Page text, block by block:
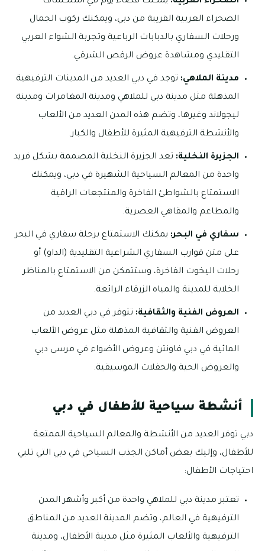
الصحراء العربية القريبة من دبي، ويمكنك ركوب الجمال
ورحلات السفاري بالدبابات الرباعية وتجربة الشواء العربي
التقليدي ومشاهدة عروض الرقص الشرقي.
مدينة الملاهي: توجد في دبي العديد من المدينات الترفيهية
المذهلة مثل مدينة دبي للملاهي ومدينة المغامرات ومدينة
ليجولاند وغيرها، وتضم هذه المدن العديد من الألعاب
والأنشطة الترفيهية المثيرة للأطفال والكبار.
الجزيرة النخلية: تعد الجزيرة النخلية المصممة بشكل فريد
واحدة من المعالم السياحية الشهيرة في دبي، ويمكنك
الاستمتاع بالشواطئ الفاخرة والمنتجعات الراقية
والمطاعم والمقاهي العصرية.
سفاري في البحر: يمكنك الاستمتاع برحلة سفاري في البحر
على متن قوارب السفاري الشراعية التقليدية (الداو) أو
رحلات اليخوت الفاخرة، وستتمكن من الاستمتاع بالمناظر
الخلابة للمدينة والمياه الزرقاء الرائعة.
العروض الفنية والثقافية: تتوفر في دبي العديد من
العروض الفنية والثقافية المذهلة مثل عروض الألعاب
المائية في دبي فاونتن وعروض الأضواء في مرسى دبي
والعروض الحية والحفلات الموسيقية.
أنشطة سياحية للأطفال في دبي
دبي توفر العديد من الأنشطة والمعالم السياحية الممتعة
للأطفال، وإليك بعض أماكن الجذب السياحي في دبي التي تلبي
احتياجات الأطفال:
تعتبر مدينة دبي للملاهي واحدة من أكبر وأشهر المدن
الترفيهية في العالم، وتضم المدينة العديد من المناطق
الترفيهية والألعاب المثيرة مثل مدينة الأطفال، ومدينة